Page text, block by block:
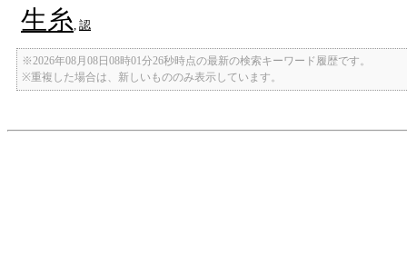
生糸 認
※2026年08月08日08時01分26秒時点の最新の検索キーワード履歴です。
※重複した場合は、新しいもののみ表示しています。